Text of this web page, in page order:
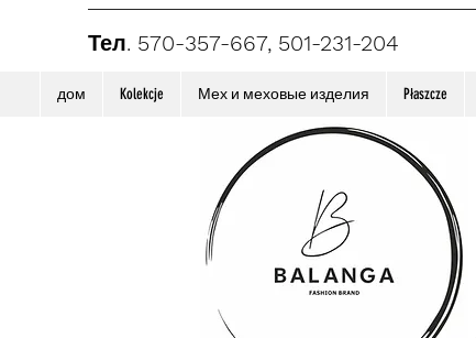
Тел. 570-357-667, 501-231-204
дом Kolekcje Мех и меховые изделия Płaszcze